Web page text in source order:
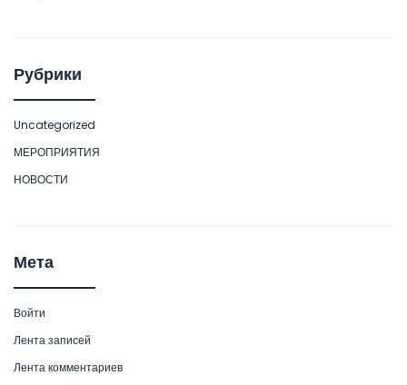
Рубрики
Uncategorized
МЕРОПРИЯТИЯ
НОВОСТИ
Мета
Войти
Лента записей
Лента комментариев